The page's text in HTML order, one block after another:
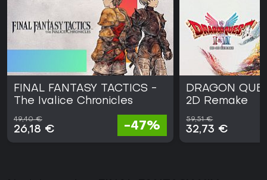
FINAL FANTASY TACTICS -
The Ivalice Chronicles
49,40 €
26,18 € -47%
DRAGON
2D Remake
59,51 €
32,73 €